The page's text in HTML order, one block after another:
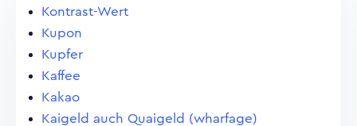
Kontrast-Wert
Kupon
Kupfer
Kaffee
Kakao
Kaigeld auch Quaigeld (wharfage)